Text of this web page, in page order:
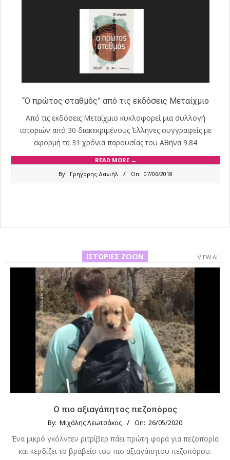
“Ο πρώτος σταθμός” από τις εκδόσεις Μεταίχμιο
Από τις εκδόσεις Μεταίχμιο κυκλοφορεί μια συλλογή
ιστοριών από 30 διακεκριμένους Έλληνες συγγραφείς με
αφορμή τα 31 χρόνια παρουσίας του Αθήνα 9.84
READ MORE →
By: Γρηγόρης Δανιήλ On: 07/06/2018
ΙΣΤΟΡΊΕΣ ΖΏΩΝ VIEW ALL
Ο πιο αξιαγάπητος πεζοπόρος
By: Μιχάλης Λεωτσάκος On: 26/05/2020
Ένα μικρό γκόλντεν ριτρίβερ πάει πρώτη φορά για πεζοπορία
και κερδίζει το βραβείο του πιο αξιαγάπητου πεζοπόρου.